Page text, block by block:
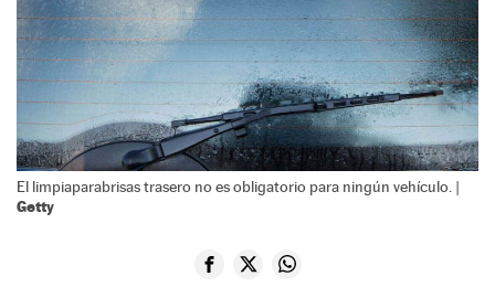
El limpiaparabrisas trasero no es obligatorio para ningún vehículo. |
Getty